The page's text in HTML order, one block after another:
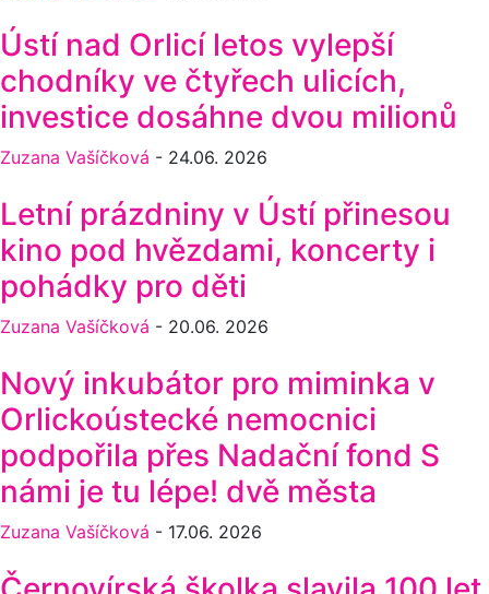
Ústí nad Orlicí letos vylepší
chodníky ve čtyřech ulicích,
investice dosáhne dvou milionů
Zuzana Vašíčková - 24.06. 2026
Letní prázdniny v Ústí přinesou
kino pod hvězdami, koncerty i
pohádky pro děti
Zuzana Vašíčková - 20.06. 2026
Nový inkubátor pro miminka v
Orlickoústecké nemocnici
podpořila přes Nadační fond S
námi je tu lépe! dvě města
Zuzana Vašíčková - 17.06. 2026